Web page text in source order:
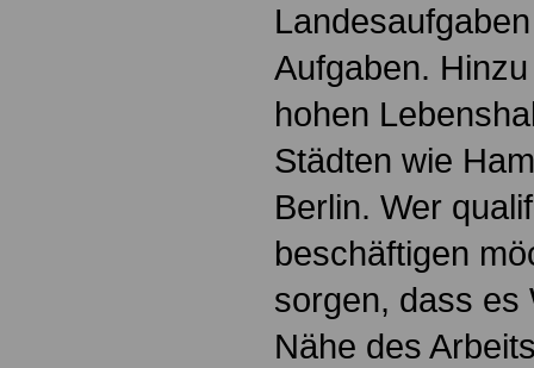
Aufgaben.
hohen
Städten wie
Berlin. Wer
beschäftigen
sorgen, dass es
Nähe des